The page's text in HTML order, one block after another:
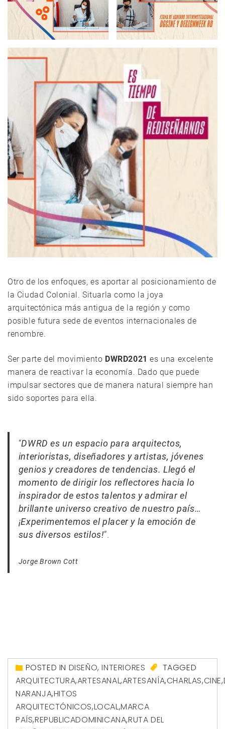
Otro de los enfoques, es aportar al posicionamiento de
la Ciudad Colonial. Situarla como la joya
arquitectónica más antigua de la región y como
posible futura sede de eventos internacionales de
renombre.
Ser parte del movimiento DWRD2021 es una excelente
manera de reactivar la economía. Dado que puede
impulsar sectores que de manera natural siempre han
sido soportes para ella.
“DWRD es un espacio para arquitectos,
interioristas, diseñadores y artistas, jóvenes
genios y creadores de tendencias. Llegó el
momento de dirigir los reflectores hacia lo
inspirador de estos talentos y admirar el
brillante universo creativo de nuestro país…
¡Experimentemos el placer y la emoción de
sus diversos estilos!”.
Jorge Brown Cott
POSTED IN DISEÑO,INTERIORES
TAGGED
ARQUITECTURA,ARTESANAL,ARTESANÍA,CHARLAS,CINE,
NARANJA,HITOS
ARQUITECTÓNICOS,LOCAL,MARCA
PAÍS,REPUBLICADOMINICANA,RUTA DEL